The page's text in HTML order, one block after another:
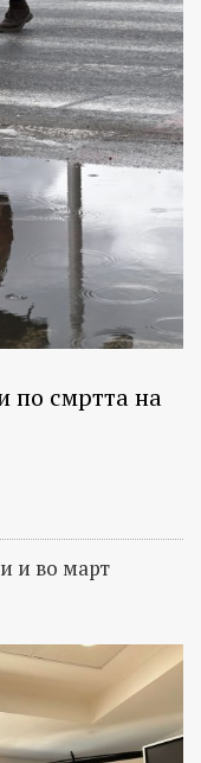
по смртта на
и во март